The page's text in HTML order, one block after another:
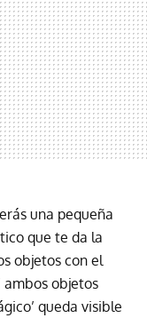
una pequeña
que te da la
objetos con el
ambos objetos
queda visible